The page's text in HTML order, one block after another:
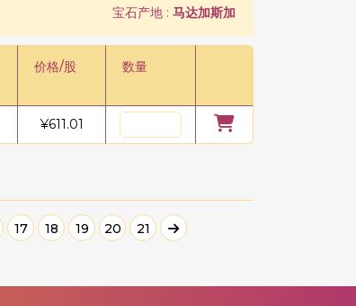
宝石产地 : 马达加斯加
价格/股 数量
¥611.01
17 18 19 20 21